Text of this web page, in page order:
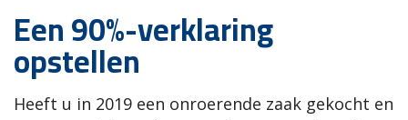
Een 90%-verklaring
opstellen
Heeft u in 2019 een onroerende zaak gekocht en